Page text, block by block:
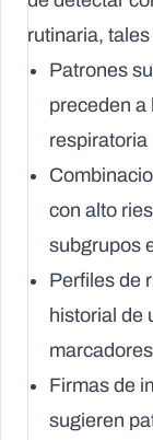
rutinaria,
Patrones
preceden a
respiratoria
con alto
subgrupos
Perfiles de
historial de
Firmas de
sugieren